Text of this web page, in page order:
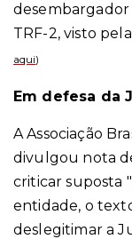
desembargador
TRF-2, visto
aqui)
Em defesa da
A Associação
divulgou nota
criticar suposta
entidade, o
deslegitimar a